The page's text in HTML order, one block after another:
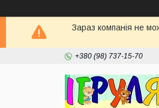
Зараз компанія не
+380 (98) 737-15-70